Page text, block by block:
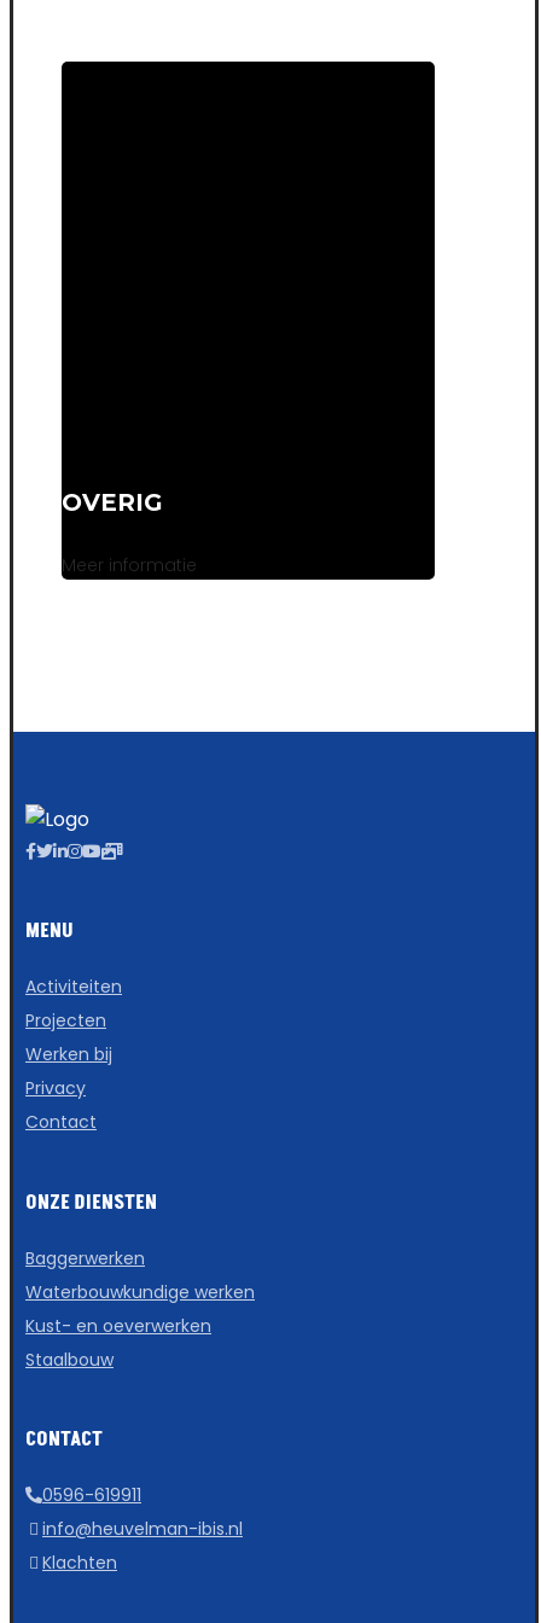
OVERIG
Meer informatie
MENU
Activiteiten
Projecten
Werken bij
Privacy
Contact
ONZE DIENSTEN
Baggerwerken
Waterbouwkundige werken
Kust- en oeverwerken
Staalbouw
CONTACT
0596-619911
info@heuvelman-ibis.nl
Klachten